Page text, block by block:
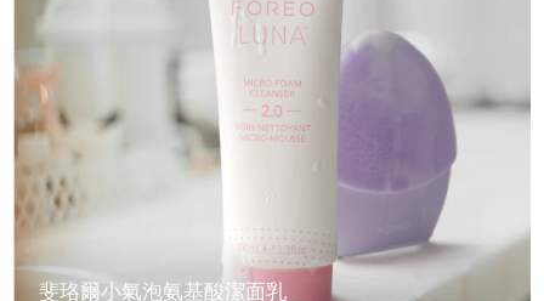
斐珞爾小氣泡氨基酸潔面乳